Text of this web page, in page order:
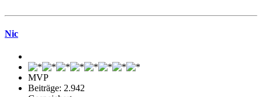
Nic
MVP
Beiträge: 2.942